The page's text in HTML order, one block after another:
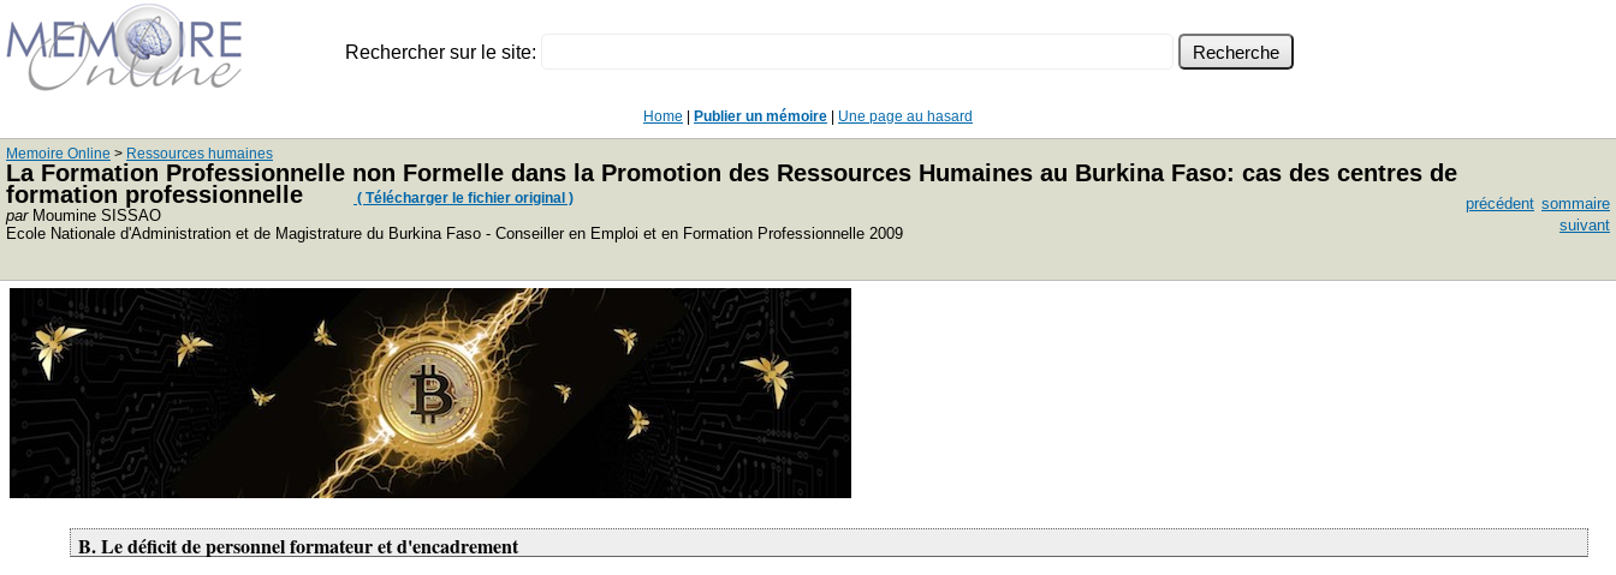
Rechercher sur le site:
Home Publier un mémoire Une page au hasard
Memoire Online > Ressources humaines
La Formation Professionnelle non Formelle dans la Promotion des Ressources Humaines au Burkina Faso: cas des centres de
formation professionnelle
( Télécharger le fichier original )
parMoumine SISSAO
Ecole Nationale d'Administration et de Magistrature du Burkina Faso - Conseiller en Emploi et en Formation Professionnelle 2009
précédent sommaire
suivant
B. Le déficit de personnel formateur et d'encadrement